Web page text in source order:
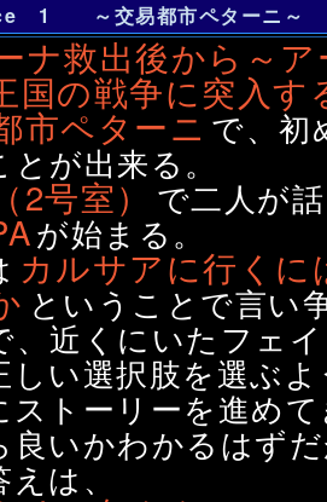
1 ～交易都市ペターニ～
ナ救出後から～
国の戦争に突入す
市ペターニで、初
が出来る。
2号室） で二人が
が始まる。
カルサアに行く
ということで言い
、近くにいたフェ
しい選択肢を選ぶ
ストーリーを進め
良いかわかるはず
は、